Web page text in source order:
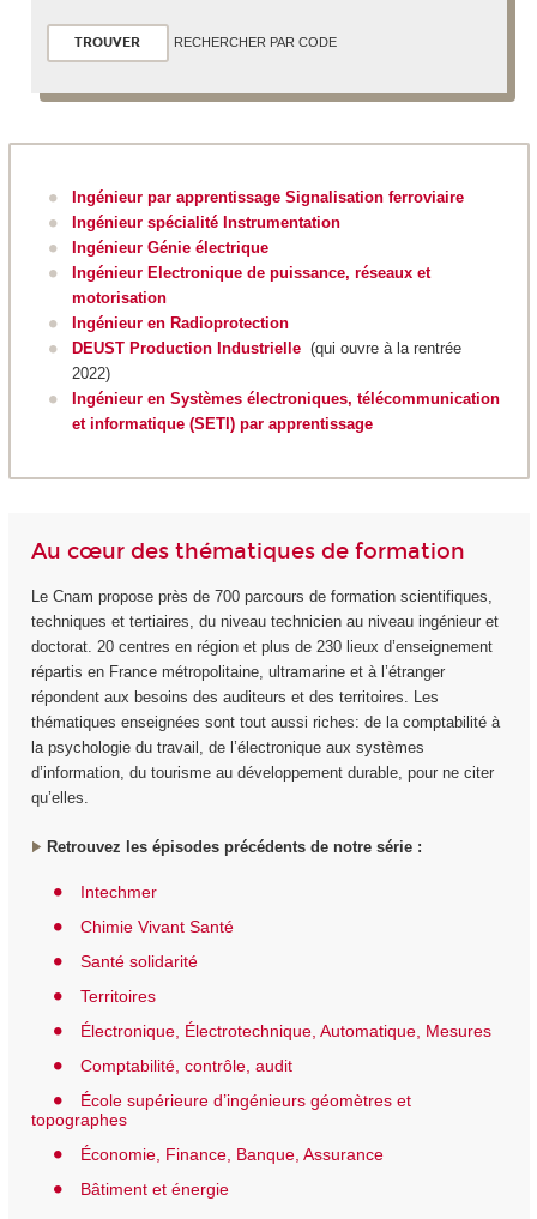
RECHERCHER PAR CODE
Ingénieur par apprentissage Signalisation ferroviaire
Ingénieur spécialité Instrumentation
Ingénieur Génie électrique
Ingénieur Electronique de puissance, réseaux et
motorisation
Ingénieur en Radioprotection
DEUST Production Industrielle (qui ouvre à la rentrée
2022)
Ingénieur en Systèmes électroniques, télécommunication
et informatique (SETI) par apprentissage
Au cœur des thématiques de formation
Le Cnam propose près de 700 parcours de formation scientifiques,
techniques et tertiaires, du niveau technicien au niveau ingénieur et
doctorat. 20 centres en région et plus de 230 lieux d’enseignement
répartis en France métropolitaine, ultramarine et à l’étranger
répondent aux besoins des auditeurs et des territoires. Les
thématiques enseignées sont tout aussi riches: de la comptabilité à
la psychologie du travail, de l’électronique aux systèmes
d’information, du tourisme au développement durable, pour ne citer
qu’elles.
Retrouvez les épisodes précédents de notre série :
Intechmer
Chimie Vivant Santé
Santé solidarité
Territoires
Électronique, Électrotechnique, Automatique, Mesures
Comptabilité, contrôle, audit
École supérieure d’ingénieurs géomètres et
topographes
Économie, Finance, Banque, Assurance
Bâtiment et énergie